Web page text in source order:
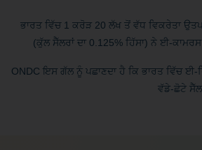
ਭਾਰਤ ਵਿੱਚ 1 ਕਰੋੜ 20 ਲੱਖ ਤੋਂ ਵੱਧ ਵਿਕਰੇਤਾ
(ਕੁੱਲ ਸੈੱਲਰਾਂ ਦਾ 0.125% ਹਿੱਸਾ) ਨੇ ਈ-
ONDC ਇਸ ਗੱਲ ਨੂੰ ਪਛਾਣਦਾ ਹੈ ਕਿ ਭਾਰਤ ਵਿੱਚ
ਵੱਡੇ-ਛੋਟੇ